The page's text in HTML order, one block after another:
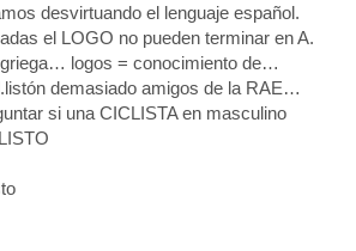
desvirtuando el lenguaje español.
el LOGO no pueden terminar en A.
logos = conocimiento de…
demasiado amigos de la RAE…
si una CICLISTA en masculino